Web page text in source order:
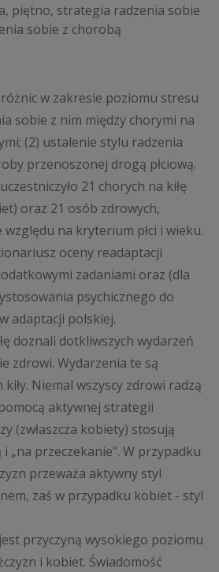
piętno, strategia radzenia sobie
sobie z chorobą
w zakresie poziomu stresu
sobie z nim między chorymi na
(2) ustalenie stylu radzenia
przenoszonej drogą płciową.
21 chorych na kiłę
oraz 21 osób zdrowych,
na kryterium płci i wieku.
oceny readaptacji
zadaniami oraz (dla
psychicznego do
adaptacji polskiej.
doznali dotkliwszych wydarzeń
zdrowi. Wydarzenia te są
Niemal wszyscy zdrowi radzą
aktywnej strategii
(zwłaszcza kobiety) stosują
„na przeczekanie". W przypadku
przeważa aktywny styl
zaś w przypadku kobiet - styl
przyczyną wysokiego poziomu
i kobiet. Świadomość